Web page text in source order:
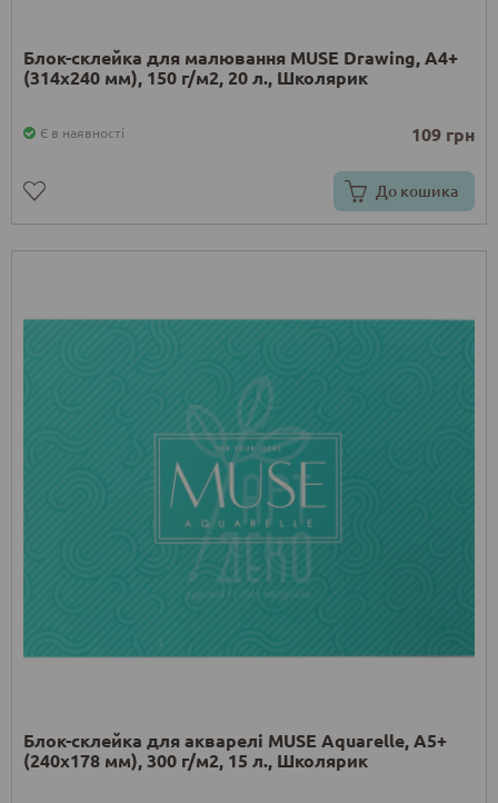
Блок-склейка для малювання MUSE Drawing, А4+
(314x240 мм), 150 г/м2, 20 л., Школярик
Є в наявності 109 грн
До кошика
Блок-склейка для акварелі MUSE Aquarelle, А5+
(240x178 мм), 300 г/м2, 15 л., Школярик